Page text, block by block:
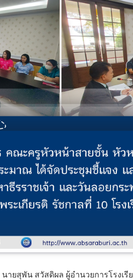
นายสุพัน สวัสดิผล ผู้อำนวยการโรงเ